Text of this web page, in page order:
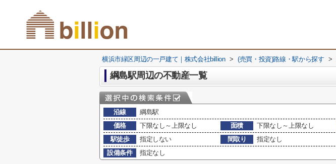
横浜市緑区周辺の一戸建て｜株式会社billion > (売買・投資)路線・駅から探す >
綱島駅周辺の不動産一覧
沿線
綱島駅
価格
下限なし～上限なし 面積 下限なし～上限なし
駅徒歩
指定しない 間取り
指定なし
設備条件
指定なし